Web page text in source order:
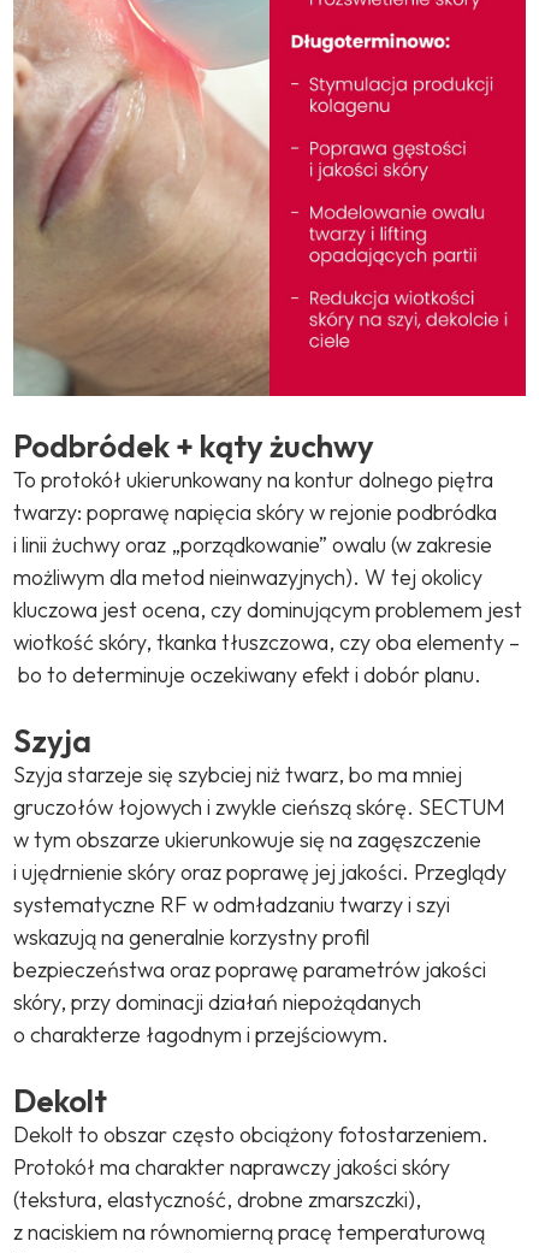
Podbródek + kąty żuchwy
To protokół ukierunkowany na kontur dolnego piętra
twarzy: poprawę napięcia skóry w rejonie podbródka
i linii żuchwy oraz „porządkowanie” owalu (w zakresie
możliwym dla metod nieinwazyjnych). W tej okolicy
kluczowa jest ocena, czy dominującym problemem jest
wiotkość skóry, tkanka tłuszczowa, czy oba elementy –
bo to determinuje oczekiwany efekt i dobór planu.
Szyja
Szyja starzeje się szybciej niż twarz, bo ma mniej
gruczołów łojowych i zwykle cieńszą skórę. SECTUM
w tym obszarze ukierunkowuje się na zagęszczenie
i ujędrnienie skóry oraz poprawę jej jakości. Przeglądy
systematyczne RF w odmładzaniu twarzy i szyi
wskazują na generalnie korzystny profil
bezpieczeństwa oraz poprawę parametrów jakości
skóry, przy dominacji działań niepożądanych
o charakterze łagodnym i przejściowym.
Dekolt
Dekolt to obszar często obciążony fotostarzeniem.
Protokół ma charakter naprawczy jakości skóry
(tekstura, elastyczność, drobne zmarszczki),
z naciskiem na równomierną pracę temperaturową